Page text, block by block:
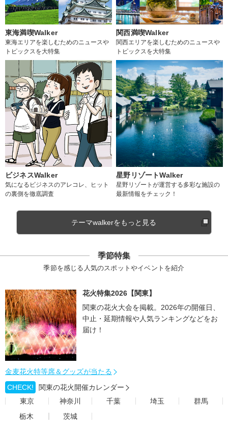
東海満喫Walker
東海エリアを楽しむためのニュースや
トピックスを大特集
関西満喫Walker
関西エリアを楽しむためのニュースや
トピックスを大特集
ビジネスWalker
気になるビジネスのアレコレ、ヒット
の裏側を徹底調査
星野リゾートWalker
星野リゾートが運営する多彩な施設の
最新情報をチェック！
テーマwalkerをもっと見る
季節特集
季節を感じる人気のスポットやイベントを紹介
花火特集2026【関東】
関東の花火大会を掲載。2026年の開催日、
中止・延期情報や人気ランキングなどをお
届け！
金麦花火特等席＆グッズが当たる
CHECK!
関東の花火開催カレンダー
東京
神奈川 千葉 埼玉
群馬
栃木
茨城